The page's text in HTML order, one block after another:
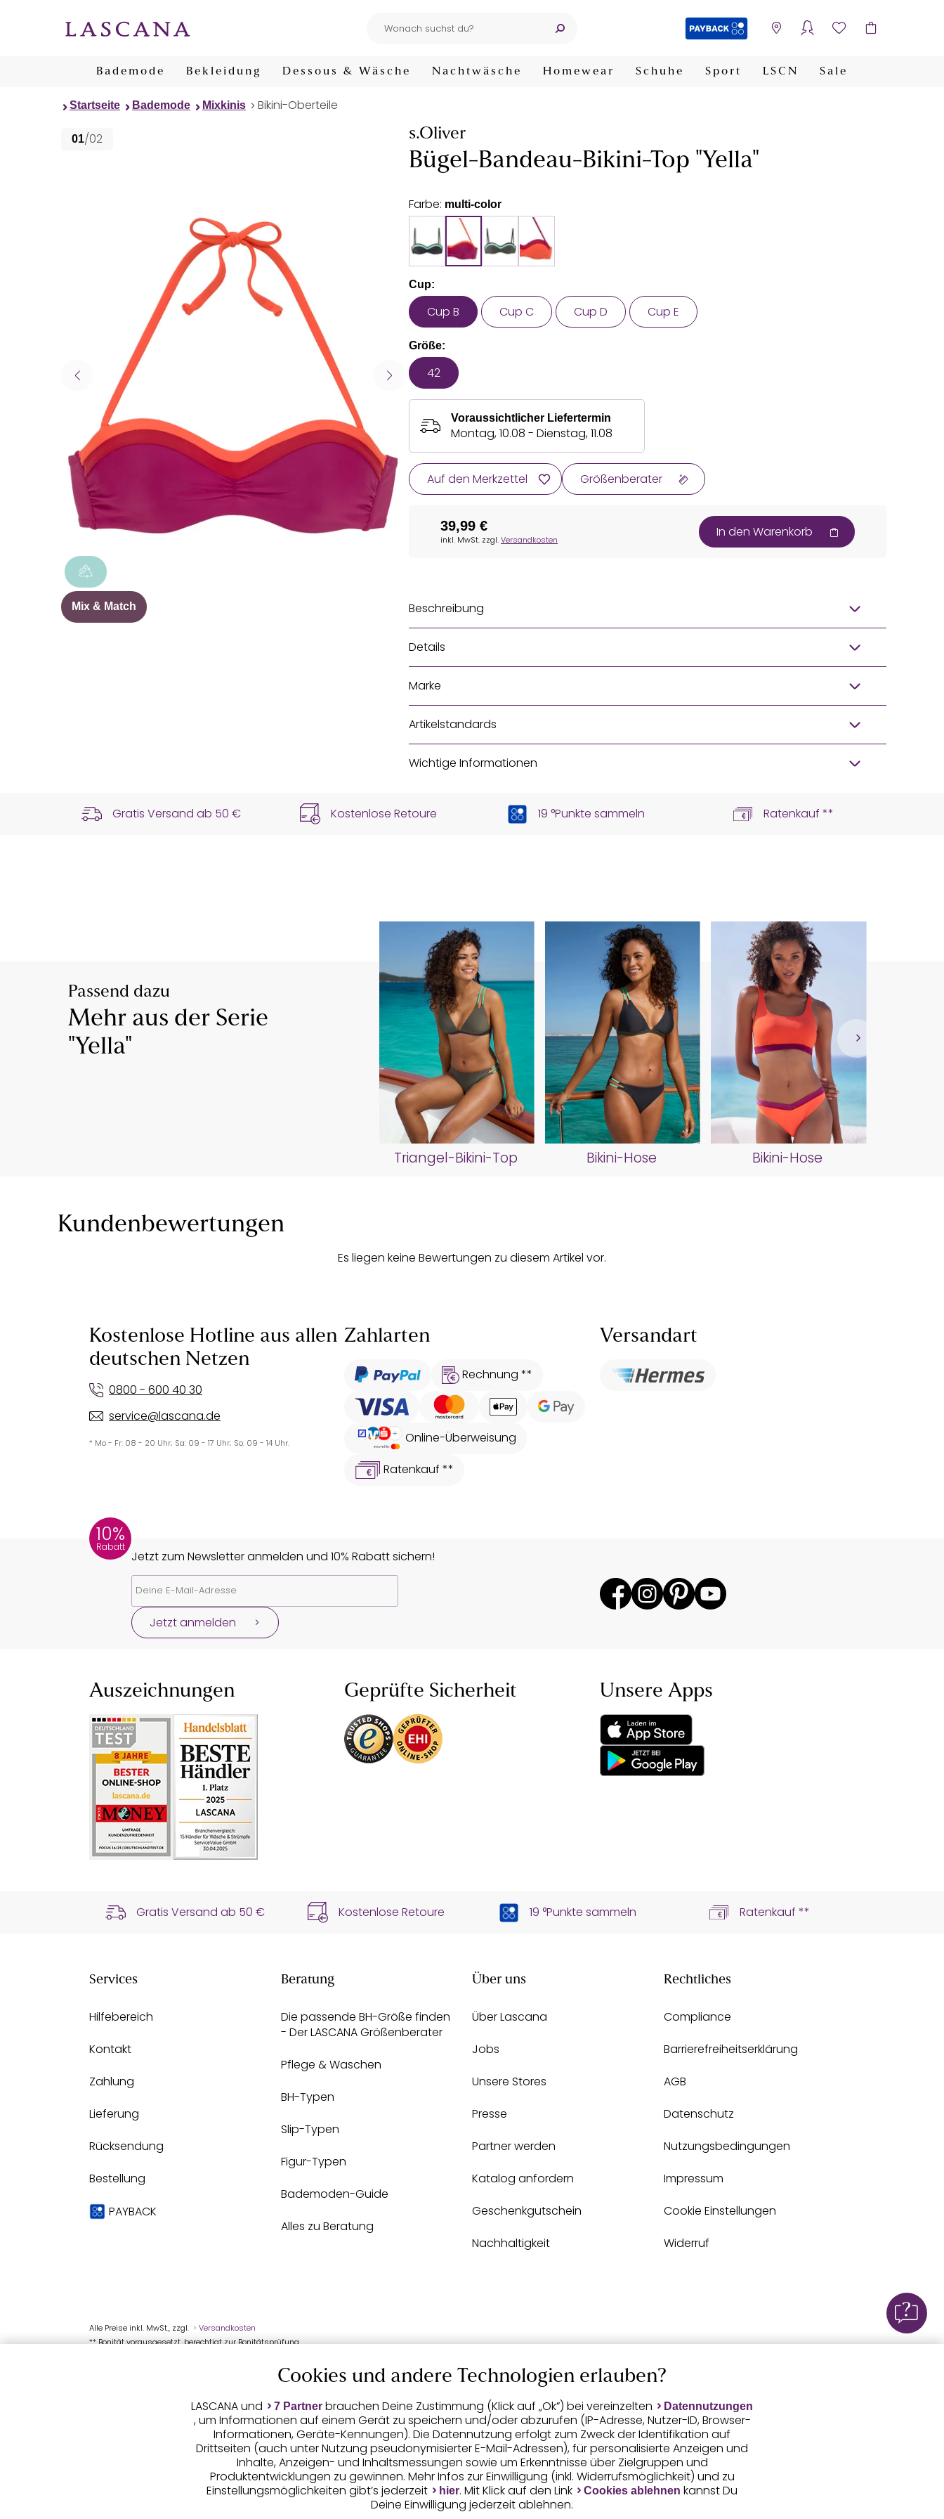
Bademode Bekleidung Dessous & Wäsche Nachtwäsche Homewear Schuhe Sport LSCN Sale
Startseite Bademode Mixkinis Bikini-Oberteile
01/02
Mix & Match
s.Oliver
Bügel-Bandeau-Bikini-Top "Yella"
Farbe: multi-color
Cup:
Cup B Cup C Cup D Cup E
Größe:
42
Voraussichtlicher Liefertermin
Montag, 10.08 - Dienstag, 11.08
Auf den Merkzettel Größenberater
39,99 €
inkl. MwSt. zzgl.Versandkosten In den Warenkorb
Beschreibung
Details
Marke
Artikelstandards
Wichtige Informationen
Gratis Versand ab 50 € Kostenlose Retoure 19 °Punkte sammeln Ratenkauf **
Passend dazu
Mehr aus der Serie
"Yella"
Triangel-Bikini-Top Bikini-Hose Bikini-Hose
Kundenbewertungen
Es liegen keine Bewertungen zu diesem Artikel vor.
Kostenlose Hotline aus allen
deutschen Netzen
0800 - 600 40 30
service@lascana.de
* Mo - Fr: 08 - 20 Uhr; Sa: 09 - 17 Uhr; So: 09 - 14 Uhr.
Zahlarten
Rechnung **
Online-Überweisung
Ratenkauf **
Versandart
10%
Rabatt
Jetzt zum Newsletter anmelden und 10% Rabatt sichern!
Jetzt anmelden
Auszeichnungen Geprüfte Sicherheit Unsere Apps
Gratis Versand ab 50 € Kostenlose Retoure 19 °Punkte sammeln Ratenkauf **
Services
Hilfebereich
Kontakt
Zahlung
Lieferung
Rücksendung
Bestellung
PAYBACK
Beratung
Die passende BH-Größe finden
- Der LASCANA Größenberater
Pflege & Waschen
BH-Typen
Slip-Typen
Figur-Typen
Bademoden-Guide
Alles zu Beratung
Über uns
Über Lascana
Jobs
Unsere Stores
Presse
Partner werden
Katalog anfordern
Geschenkgutschein
Nachhaltigkeit
Rechtliches
Compliance
Barrierefreiheitserklärung
AGB
Datenschutz
Nutzungsbedingungen
Impressum
Cookie Einstellungen
Widerruf
Alle Preise inkl. MwSt., zzgl.
Versandkosten
** Bonität vorausgesetzt, berechtigt zur Bonitätsprüfung
Cookies und andere Technologien erlauben?
LASCANA und 7 Partner brauchen Deine Zustimmung (Klick auf „Ok”) bei vereinzelten Datennutzungen
, um Informationen auf einem Gerät zu speichern und/oder abzurufen (IP-Adresse, Nutzer-ID, Browser-
Informationen, Geräte-Kennungen). Die Datennutzung erfolgt zum Zweck der Identifikation auf
Drittseiten (auch unter Nutzung pseudonymisierter E-Mail-Adressen), für personalisierte Anzeigen und
Inhalte, Anzeigen- und Inhaltsmessungen sowie um Erkenntnisse über Zielgruppen und
Produktentwicklungen zu gewinnen. Mehr Infos zur Einwilligung (inkl. Widerrufsmöglichkeit) und zu
Einstellungsmöglichkeiten gibt’s jederzeit
hier. Mit Klick auf den Link Cookies ablehnen kannst Du
Deine Einwilligung jederzeit ablehnen.